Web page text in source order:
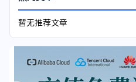
暂无推荐文章